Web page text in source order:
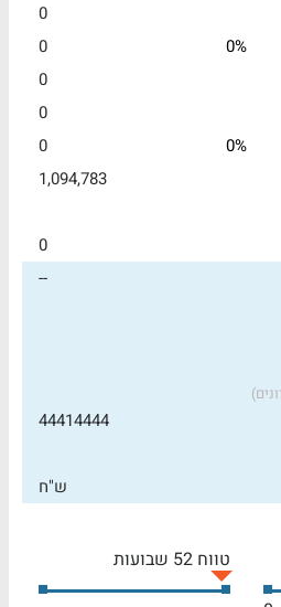
0
0%
0
0
0
0%
0
1,094,783
0
--
44414444
ש"ח
טווח 52 שבועות